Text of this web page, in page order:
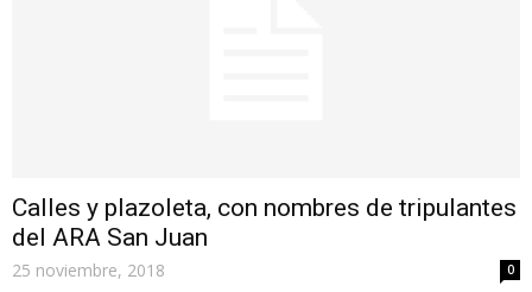
Calles y plazoleta, con nombres de tripulantes
del ARA San Juan
25 noviembre, 2018 0